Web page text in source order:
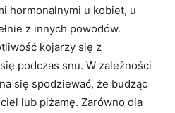
hormonalnymi u kobiet, u
z innych powodów.
kojarzy się z
podczas snu. W zależności
się spodziewać, że budząc
lub piżamę. Zarówno dla